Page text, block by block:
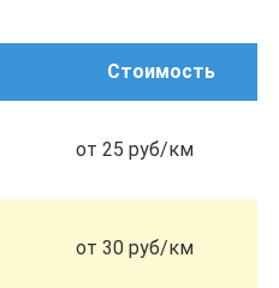
Стоимость
от 25 руб/км
от 30 руб/км